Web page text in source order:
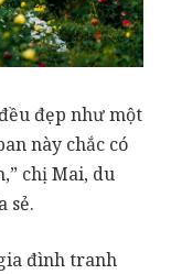
đẹp như một
này chắc có
chị Mai, du
sẻ.
đình tranh